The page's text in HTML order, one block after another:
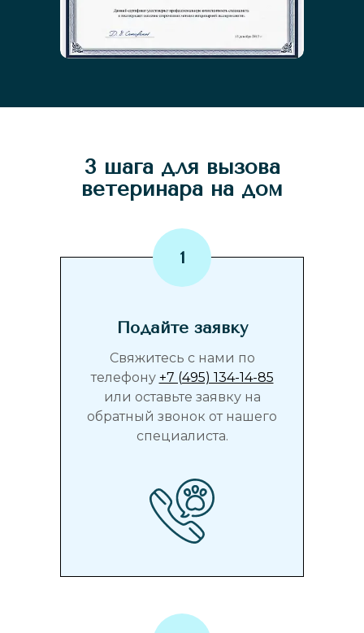
3 шага для вызова
ветеринара на дом
Подайте заявку
Свяжитесь с нами по
телефону +7 (495) 134-14-85
или оставьте заявку на
обратный звонок от нашего
специалиста.